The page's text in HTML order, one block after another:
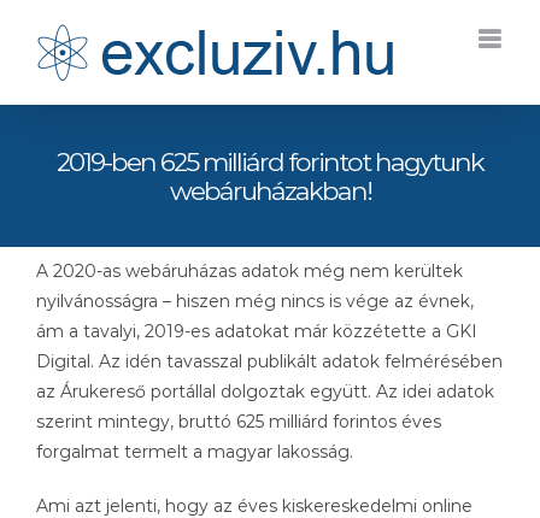
2019-ben 625 milliárd forintot hagytunk
webáruházakban!
A 2020-as webáruházas adatok még nem kerültek
nyilvánosságra – hiszen még nincs is vége az évnek,
ám a tavalyi, 2019-es adatokat már közzétette a GKI
Digital. Az idén tavasszal publikált adatok felmérésében
az Árukereső portállal dolgoztak együtt. Az idei adatok
szerint mintegy, bruttó 625 milliárd forintos éves
forgalmat termelt a magyar lakosság.
Ami azt jelenti, hogy az éves kiskereskedelmi online